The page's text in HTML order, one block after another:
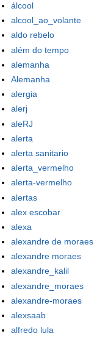
álcool
alcool_ao_volante
aldo rebelo
além do tempo
alemanha
Alemanha
alergia
alerj
aleRJ
alerta
alerta sanitario
alerta_vermelho
alerta-vermelho
alertas
alex escobar
alexa
alexandre de moraes
alexandre moraes
alexandre_kalil
alexandre_moraes
alexandre-moraes
alexsaab
alfredo lula